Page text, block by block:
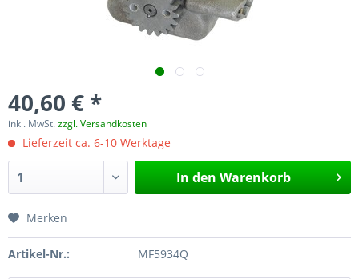
40,60 € *
inkl. MwSt.zzgl. Versandkosten
Lieferzeit ca. 6-10 Werktage
In den Warenkorb
Merken
Artikel-Nr.: MF5934Q